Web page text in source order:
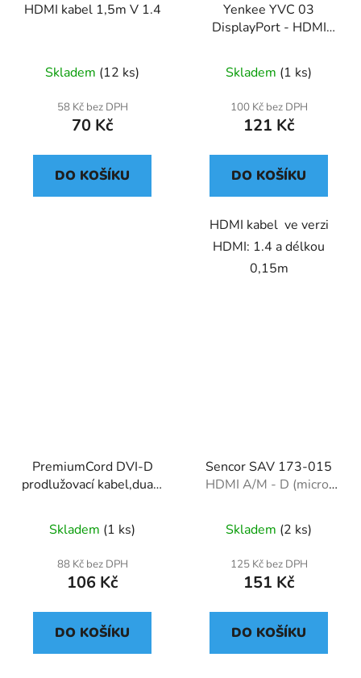
HDMI kabel 1,5m V 1.4
Skladem (12 ks)
58 Kč bez DPH
70 Kč
DO KOŠÍKU
Yenkee YVC 03
DisplayPort - HDMI
Skladem (1 ks)
100 Kč bez DPH
121 Kč
DO KOŠÍKU
HDMI kabel ve verzi
HDMI: 1.4 a délkou
0,15m
PremiumCord DVI-D
prodlužovací kabel,dual-
Skladem (1 ks)
88 Kč bez DPH
106 Kč
DO KOŠÍKU
Sencor SAV 173-015
HDMI A/M - D (micro)
Skladem (2 ks)
125 Kč bez DPH
151 Kč
DO KOŠÍKU